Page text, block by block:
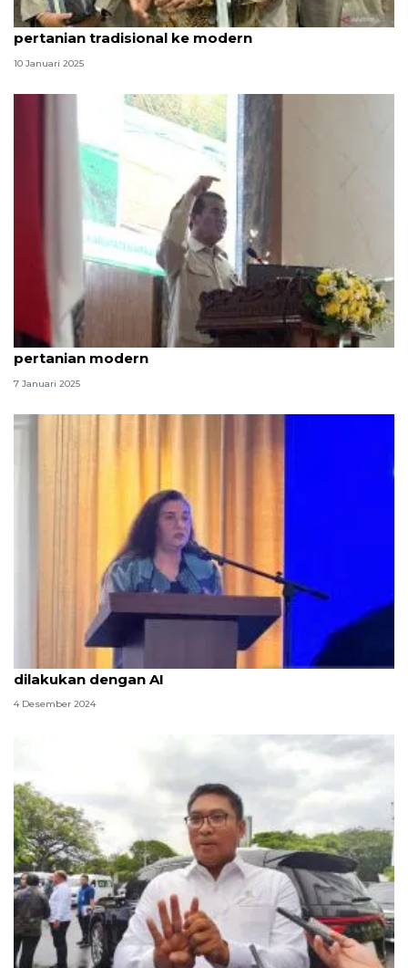
Mentan dorong transmigran transformasi
pertanian tradisional ke modern
10 Januari 2025
Mentan Amran ajak semua pihak transformasi
pertanian modern
7 Januari 2025
ILO: Transformasi sektor pertanian dapat
dilakukan dengan AI
4 Desember 2024